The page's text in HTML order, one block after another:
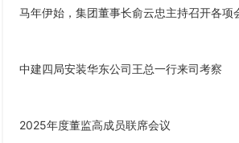
马年伊始，集团董事长俞云忠主持召开各项
中建四局安装华东公司王总一行来司考察
2025年度董监高成员联席会议